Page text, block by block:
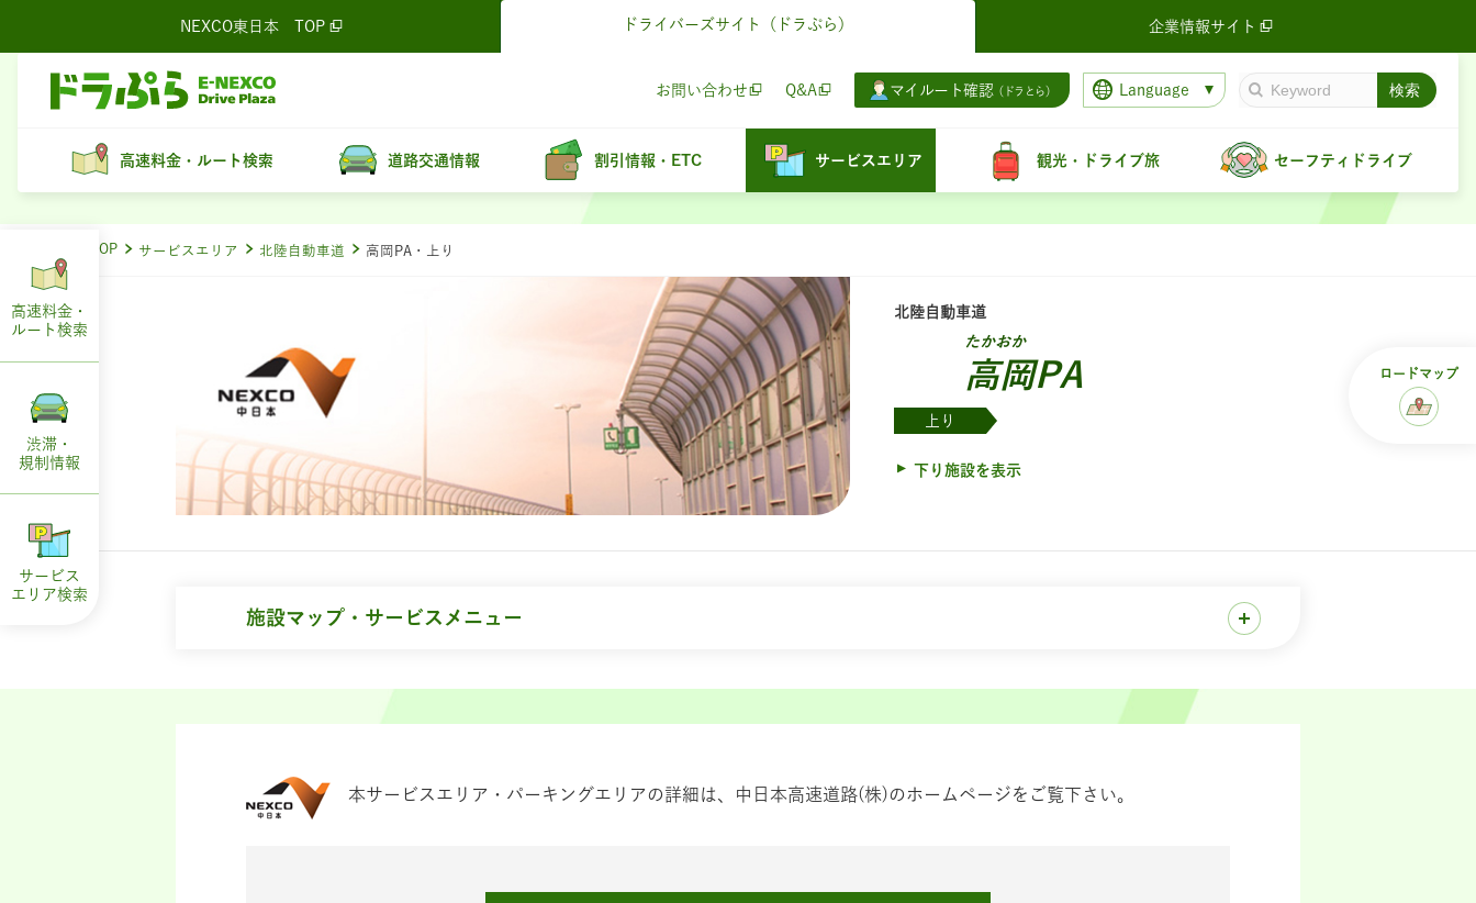
NEXCO東日本 TOP ドライバーズサイト （ドラぷら） 企業情報サイト
お問い合わせ Q&A マイルート確認 （ドラとら） Language
高速料金・ルート検索 道路交通情報 割引情報・ETC サービスエリア 観光・ドライブ旅 セーフティドライブ
ドラぷらTOP サービスエリア 北陸自動車道 高岡PA・上り
北陸自動車道
たかおか
高岡PA
上り
下り施設を表示
施設マップ・サービスメニュー
本サービスエリア・パーキングエリアの詳細は、中日本高速道路(株)のホームページをご覧下さい。
ロードマップ
高速料金・
ルート 検索
渋滞・
規制情報
サービス
エリア検索